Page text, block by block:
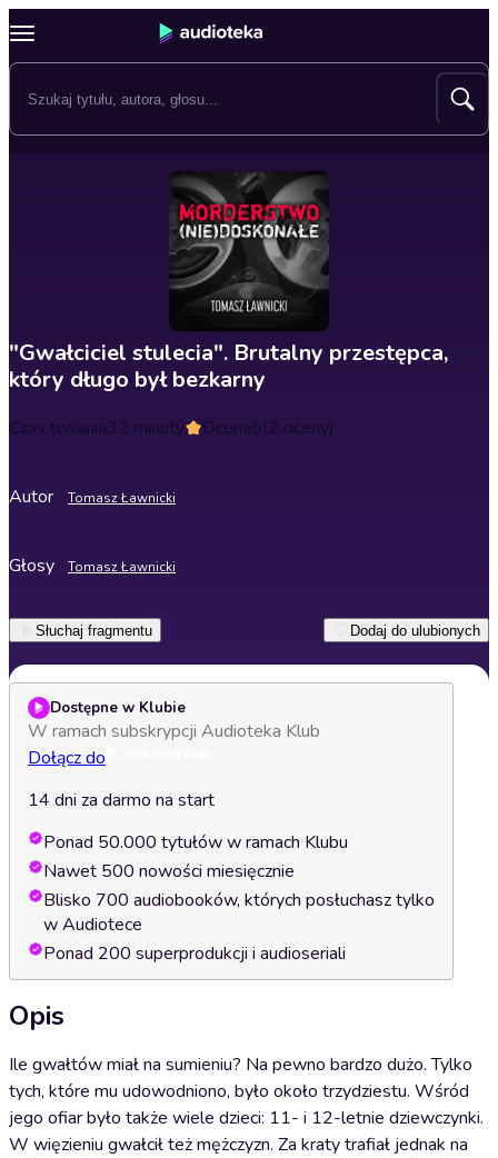
"Gwałciciel stulecia". Brutalny przestępca,
który długo był bezkarny
Czas trwania32 minuty Ocena5(2 oceny)
Autor Tomasz Ławnicki
Głosy Tomasz Ławnicki
Słuchaj fragmentu Dodaj do ulubionych
Dostępne w Klubie
W ramach subskrypcji Audioteka Klub
Dołącz do
14 dni za darmo na start
Ponad 50.000 tytułów w ramach Klubu
Nawet 500 nowości miesięcznie
Blisko 700 audiobooków, których posłuchasz tylko
w Audiotece
Ponad 200 superprodukcji i audioseriali
Opis
Ile gwałtów miał na sumieniu? Na pewno bardzo dużo. Tylko
tych, które mu udowodniono, było około trzydziestu. Wśród
jego ofiar było także wiele dzieci: 11- i 12-letnie dziewczynki.
W więzieniu gwałcił też mężczyzn. Za kraty trafiał jednak na